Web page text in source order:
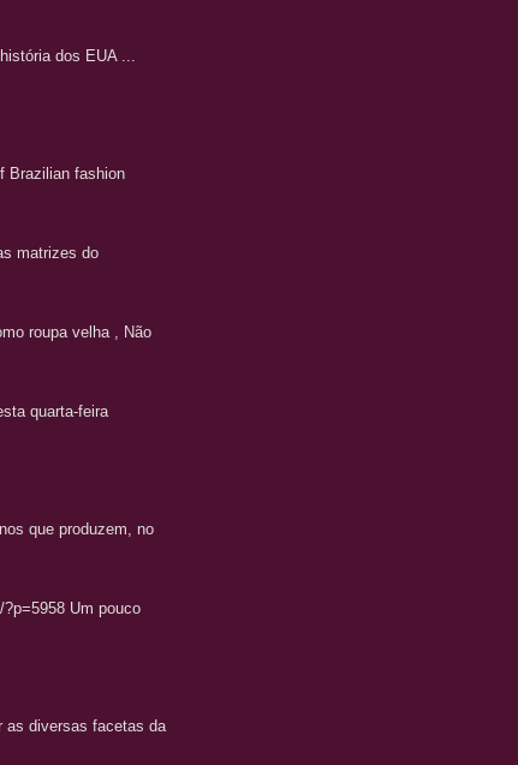
dos EUA ...
Brazilian fashion
matrizes do
roupa velha , Não
quarta-feira
que produzem, no
Um pouco
as diversas facetas da